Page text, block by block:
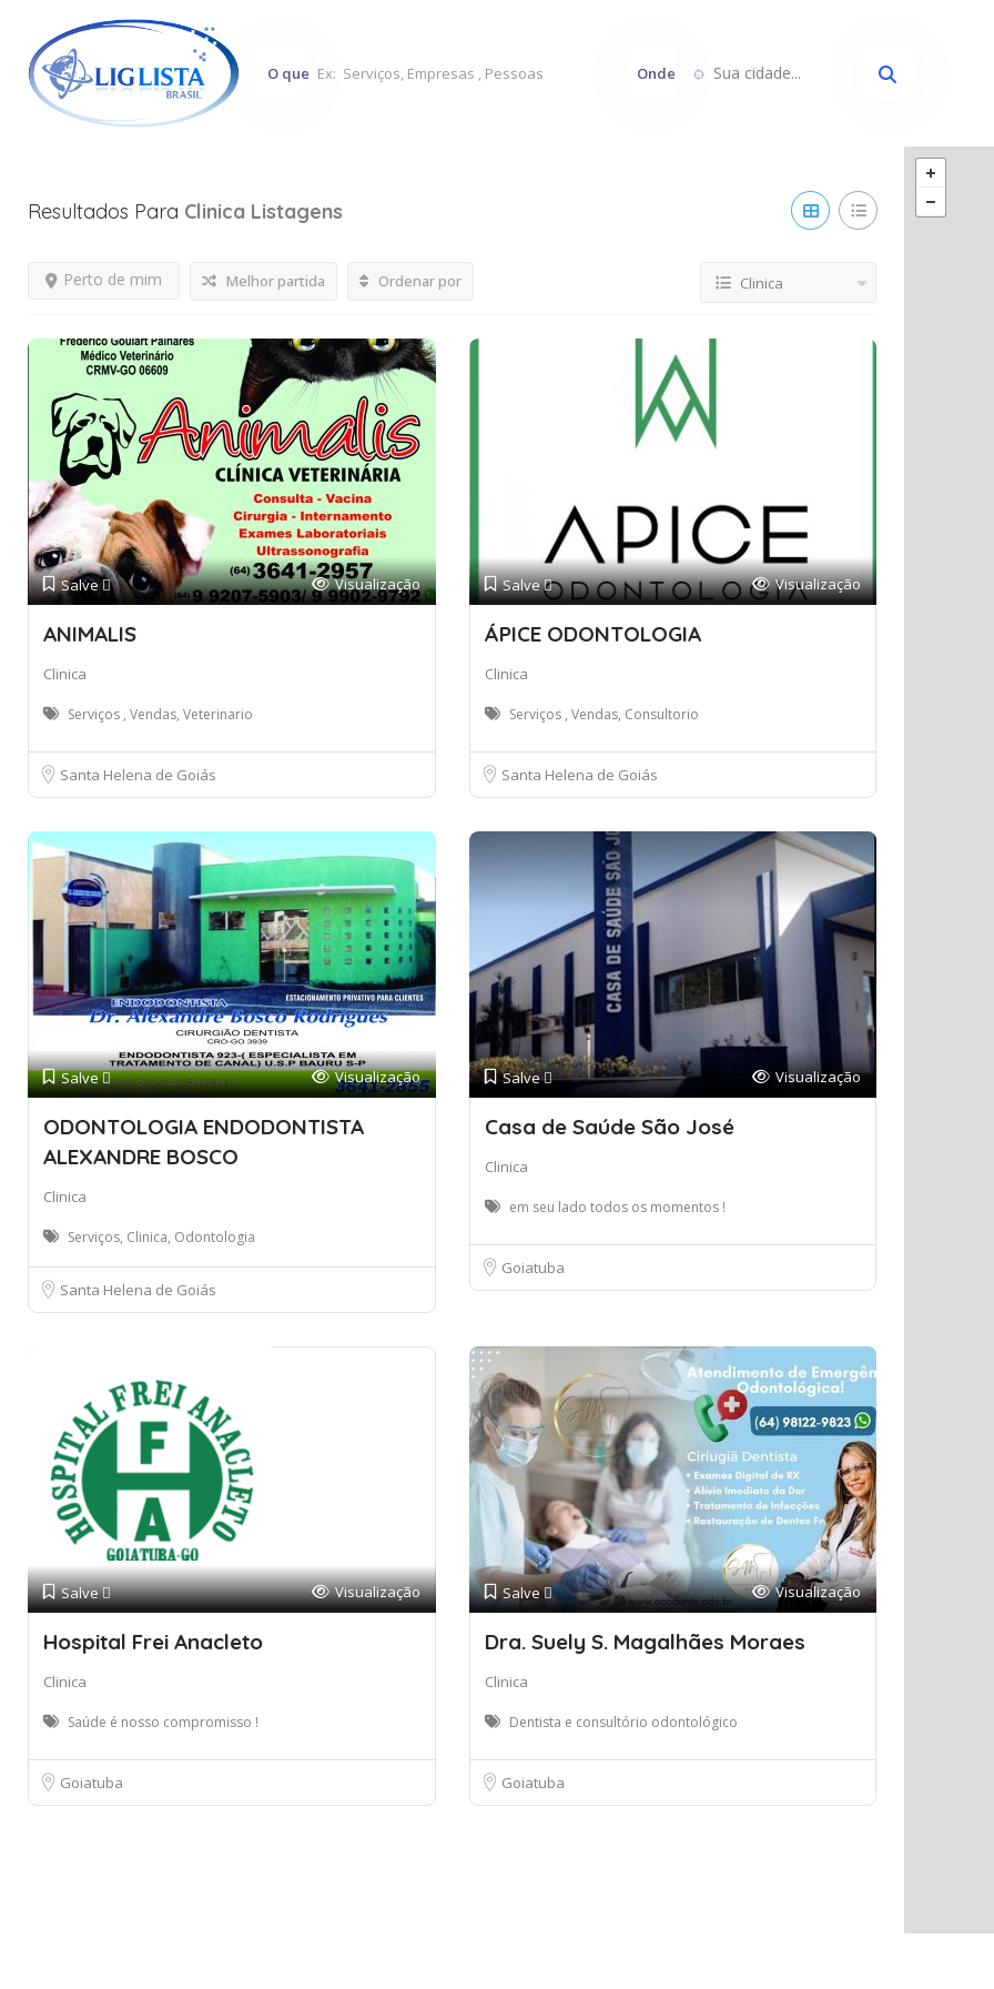
O que Onde Sua cidade...
Resultados Para Clinica Listagens
Perto de mim Melhor partida Ordenar por Clinica
Salve  Visualização
ANIMALIS
Clinica
Serviços , Vendas, Veterinario
Santa Helena de Goiás
Salve  Visualização
ÁPICE ODONTOLOGIA
Clinica
Serviços , Vendas, Consultorio
Santa Helena de Goiás
Salve  Visualização
ODONTOLOGIA ENDODONTISTA
ALEXANDRE BOSCO
Clinica
Serviços, Clinica, Odontologia
Santa Helena de Goiás
Salve  Visualização
Casa de Saúde São José
Clinica
em seu lado todos os momentos !
Goiatuba
Salve  Visualização
Hospital Frei Anacleto
Clinica
Saúde é nosso compromisso !
Goiatuba
Salve  Visualização
Dra. Suely S. Magalhães Moraes
Clinica
Dentista e consultório odontológico
Goiatuba